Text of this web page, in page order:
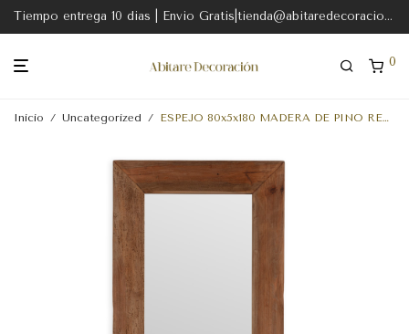
Tiempo entrega 10 dias | Envio Gratis|tienda@abitaredecoracion.com
0
Inicio / Uncategorized / ESPEJO 80x5x180 MADERA DE PINO RECICLADO NATURAL ENVEJECIDO